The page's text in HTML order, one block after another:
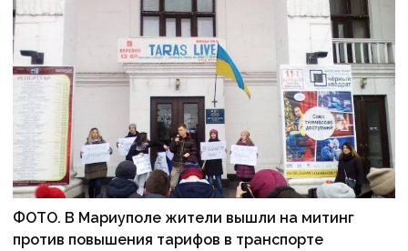
ФОТО. В Мариуполе жители вышли на митинг
против повышения тарифов в транспорте